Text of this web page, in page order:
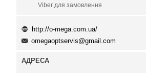
Viber для замовлення
http://o-mega.com.ua/
omegaoptservis@gmail.com